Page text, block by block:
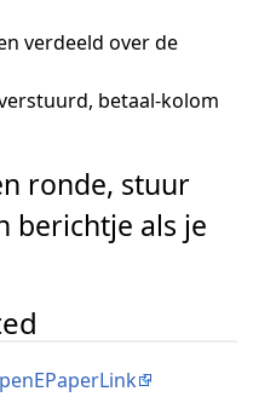
verdeeld over de
betaal-kolom
ronde, stuur
berichtje als je